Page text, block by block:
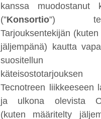
kanssa muodostanut
(”Konsortio”)
Tarjouksentekijän
jäljempänä) kautta
suositellun
Tecnotreen liikkeeseen
ja ulkona olevista
(kuten määritelty